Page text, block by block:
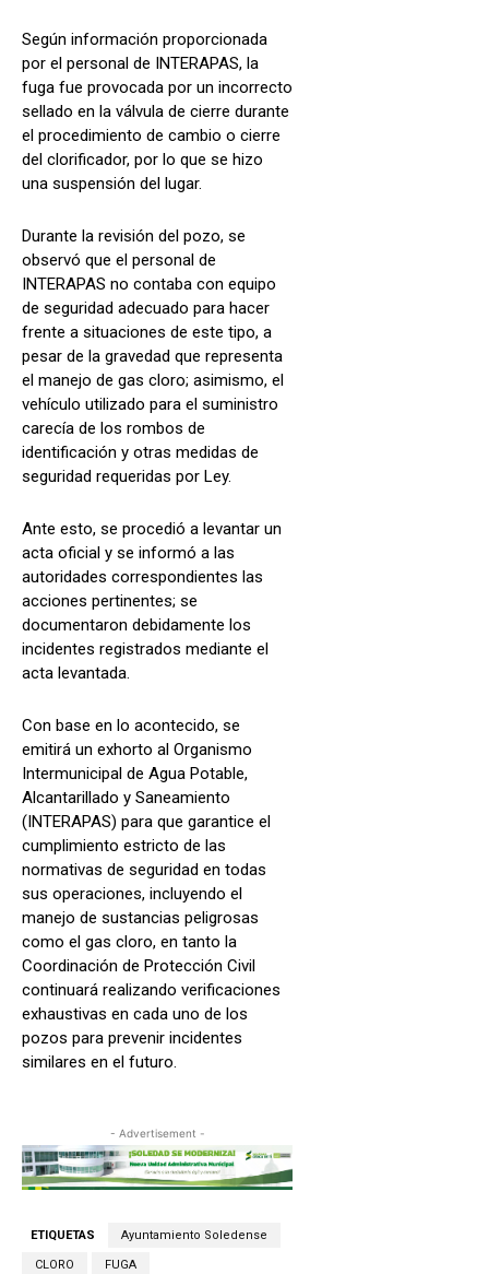
Según información proporcionada
por el personal de INTERAPAS, la
fuga fue provocada por un incorrecto
sellado en la válvula de cierre durante
el procedimiento de cambio o cierre
del clorificador, por lo que se hizo
una suspensión del lugar.
Durante la revisión del pozo, se
observó que el personal de
INTERAPAS no contaba con equipo
de seguridad adecuado para hacer
frente a situaciones de este tipo, a
pesar de la gravedad que representa
el manejo de gas cloro; asimismo, el
vehículo utilizado para el suministro
carecía de los rombos de
identificación y otras medidas de
seguridad requeridas por Ley.
Ante esto, se procedió a levantar un
acta oficial y se informó a las
autoridades correspondientes las
acciones pertinentes; se
documentaron debidamente los
incidentes registrados mediante el
acta levantada.
Con base en lo acontecido, se
emitirá un exhorto al Organismo
Intermunicipal de Agua Potable,
Alcantarillado y Saneamiento
(INTERAPAS) para que garantice el
cumplimiento estricto de las
normativas de seguridad en todas
sus operaciones, incluyendo el
manejo de sustancias peligrosas
como el gas cloro, en tanto la
Coordinación de Protección Civil
continuará realizando verificaciones
exhaustivas en cada uno de los
pozos para prevenir incidentes
similares en el futuro.
- Advertisement -
ETIQUETAS Ayuntamiento Soledense
CLORO FUGA